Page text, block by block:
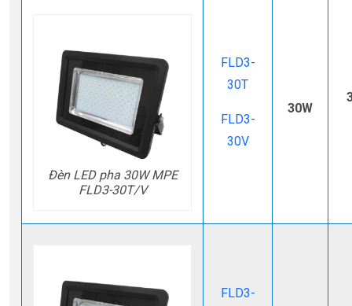
Đèn LED pha 30W MPE
FLD3-30T/V
FLD3-
30T
FLD3-
30V
30W
FLD3-